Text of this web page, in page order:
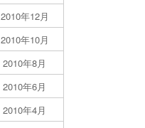
2010年12月
2010年10月
2010年8月
2010年6月
2010年4月